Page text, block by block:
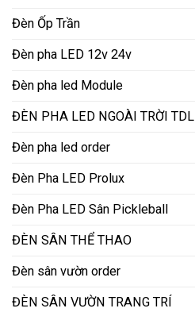
Đèn Ốp Trần
Đèn pha LED 12v 24v
Đèn pha led Module
ĐÈN PHA LED NGOÀI TRỜI TDL
Đèn pha led order
Đèn Pha LED Prolux
Đèn Pha LED Sân Pickleball
ĐÈN SÂN THỂ THAO
Đèn sân vườn order
ĐÈN SÂN VƯỜN TRANG TRÍ